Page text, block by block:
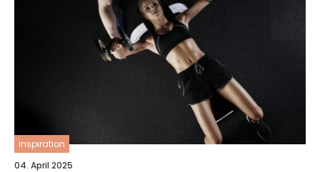
inspiration
04. April 2025